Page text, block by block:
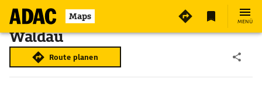
Maps MENÜ
Waldau
Route planen